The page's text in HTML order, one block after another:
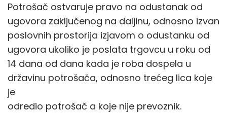
Potrošač ostvaruje pravo na odustanak od
ugovora zaključenog na daljinu, odnosno izvan
poslovnih prostorija izjavom o odustanku od
ugovora ukoliko je poslata trgovcu u roku od
14 dana od dana kada je roba dospela u
državinu potrošača, odnosno trećeg lica koje
je
odredio potrošač a koje nije prevoznik.